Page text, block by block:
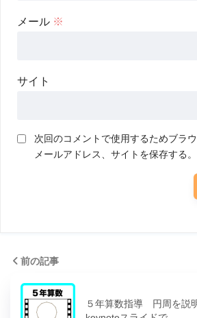
メール ※
サイト
次回のコメントで使用するためブラ
メールアドレス、サイトを保存する。
前の記事
５年算数指導 円周を説